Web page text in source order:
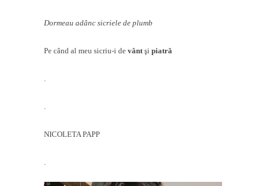
Dormeau adânc sicriele de plumb
Pe când al meu sicriu-i de vântşi piatră
.
.
NICOLETA PAPP
.